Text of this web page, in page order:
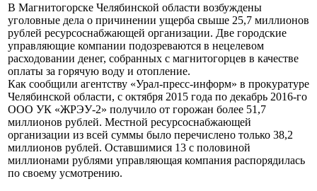
В Магнитогорске Челябинской области возбуждены
уголовные дела о причинении ущерба свыше 25,7 миллионов
рублей ресурсоснабжающей организации. Две городские
управляющие компании подозреваются в нецелевом
расходовании денег, собранных с магнитогорцев в качестве
оплаты за горячую воду и отопление.
Как сообщили агентству «Урал-пресс-информ» в прокуратуре
Челябинской области, с октября 2015 года по декабрь 2016-го
ООО УК «ЖРЭУ-2» получило от горожан более 51,7
миллионов рублей. Местной ресурсоснабжающей
организации из всей суммы было перечислено только 38,2
миллионов рублей. Оставшимися 13 с половиной
миллионами рублями управляющая компания распорядилась
по своему усмотрению.